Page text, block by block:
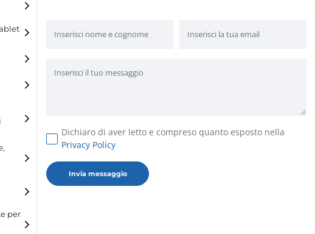
per
Dichiaro di aver letto e compreso quanto esposto nella
Privacy Policy